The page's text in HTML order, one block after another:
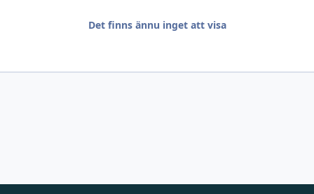
Det finns ännu inget att visa